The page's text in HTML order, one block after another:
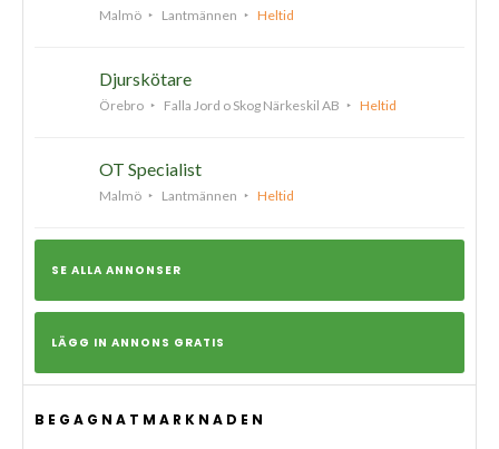
Malmö Lantmännen Heltid
Djurskötare
Örebro Falla Jord o Skog Närkeskil AB Heltid
OT Specialist
Malmö Lantmännen Heltid
SE ALLA ANNONSER
LÄGG IN ANNONS GRATIS
BEGAGNATMARKNADEN